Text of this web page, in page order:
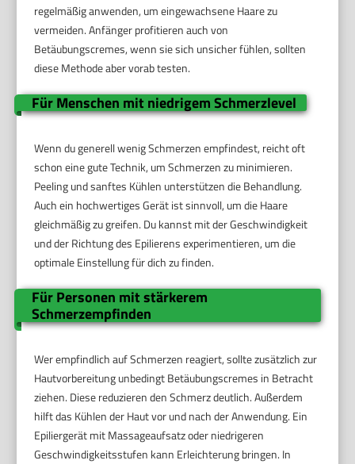
regelmäßig anwenden, um eingewachsene Haare zu
vermeiden. Anfänger profitieren auch von
Betäubungscremes, wenn sie sich unsicher fühlen, sollten
diese Methode aber vorab testen.
Für Menschen mit niedrigem Schmerzlevel
Wenn du generell wenig Schmerzen empfindest, reicht oft
schon eine gute Technik, um Schmerzen zu minimieren.
Peeling und sanftes Kühlen unterstützen die Behandlung.
Auch ein hochwertiges Gerät ist sinnvoll, um die Haare
gleichmäßig zu greifen. Du kannst mit der Geschwindigkeit
und der Richtung des Epilierens experimentieren, um die
optimale Einstellung für dich zu finden.
Für Personen mit stärkerem
Schmerzempfinden
Wer empfindlich auf Schmerzen reagiert, sollte zusätzlich zur
Hautvorbereitung unbedingt Betäubungscremes in Betracht
ziehen. Diese reduzieren den Schmerz deutlich. Außerdem
hilft das Kühlen der Haut vor und nach der Anwendung. Ein
Epiliergerät mit Massageaufsatz oder niedrigeren
Geschwindigkeitsstufen kann Erleichterung bringen. In